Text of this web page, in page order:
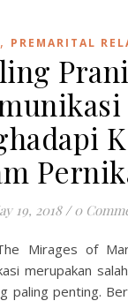
, PREMARITAL
19, 2018/ 0
merupakan
paling penting.